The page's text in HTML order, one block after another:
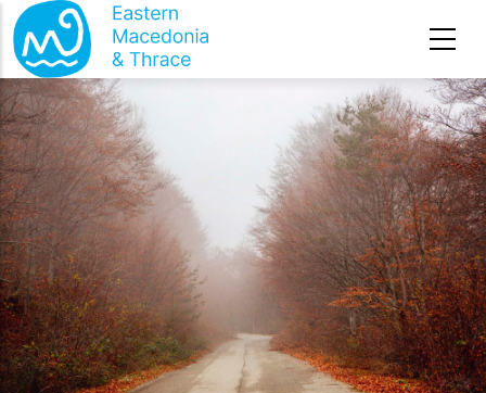
Sari la conținutul principal